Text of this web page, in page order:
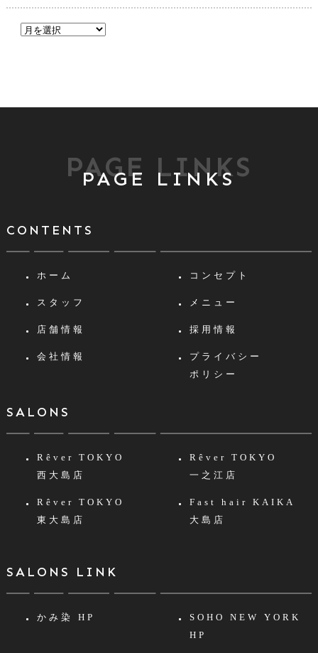
PAGE LINKS
PAGE LINKS
CONTENTS
ホーム コンセプト
スタッフ メニュー
店舗情報 採用情報
会社情報
プライバシー
ポリシー
SALONS
Rêver TOKYO
西大島店
Rêver TOKYO
一之江店
Rêver TOKYO
東大島店
Fast hair KAIKA
大島店
SALONS LINK
かみ染 HP
SOHO NEW YORK
HP